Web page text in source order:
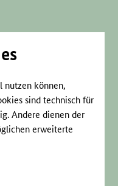
nutzen können,
sind technisch für
Andere dienen der
erweiterte